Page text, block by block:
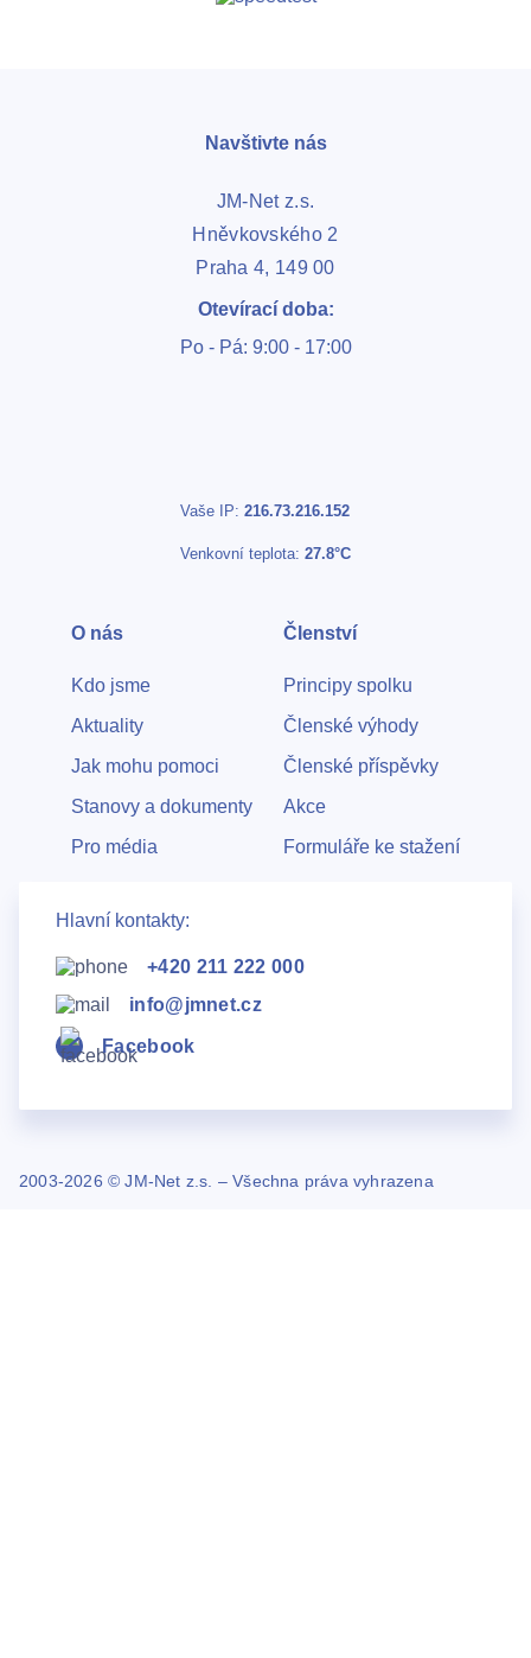
Vaše IP: 216.73.216.152
Venkovní teplota: 27.8°C
Navštivte nás
JM-Net z.s.
Hněvkovského 2
Praha 4, 149 00
Otevírací doba:
Po - Pá: 9:00 - 17:00
O nás
Kdo jsme
Aktuality
Jak mohu pomoci
Stanovy a dokumenty
Pro média
Členství
Principy spolku
Členské výhody
Členské příspěvky
Akce
Formuláře ke stažení
Hlavní kontakty:
+420 211 222 000
info@jmnet.cz
Facebook
2003-2026 © JM-Net z.s. – Všechna práva vyhrazena